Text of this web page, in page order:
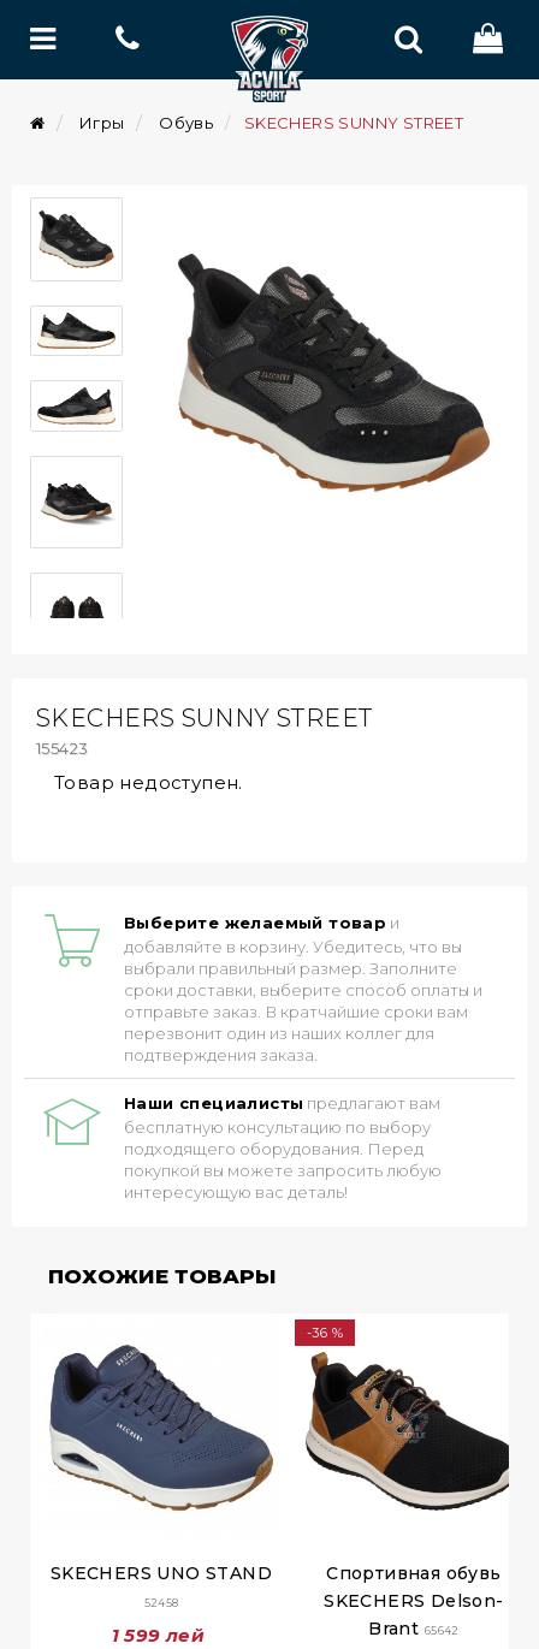
Игры Обувь SKECHERS SUNNY STREET
SKECHERS SUNNY STREET
155423
Товар недоступен.
Выберите желаемый товар и
добавляйте в корзину. Убедитесь, что вы
выбрали правильный размер. Заполните
сроки доставки, выберите способ оплаты и
отправьте заказ. В кратчайшие сроки вам
перезвонит один из наших коллег для
подтверждения заказа.
Наши специалисты предлагают вам
бесплатную консультацию по выбору
подходящего оборудования. Перед
покупкой вы можете запросить любую
интересующую вас деталь!
ПОХОЖИЕ ТОВАРЫ
SKECHERS UNO STAND
52458
1 599 лей
-36 %
Спортивная обувь
SKECHERS Delson-
Brant 65642